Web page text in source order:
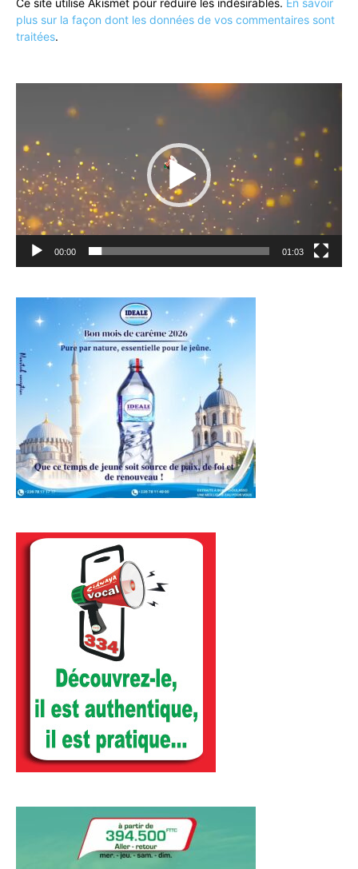
Ce site utilise Akismet pour réduire les indésirables. En savoir
plus sur la façon dont les données de vos commentaires sont
traitées.
00:00 01:03